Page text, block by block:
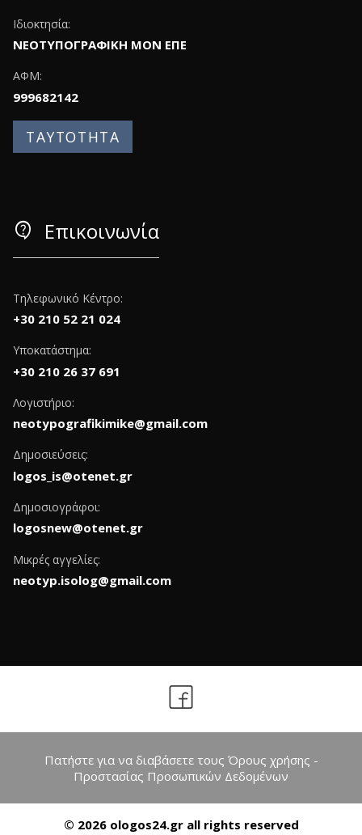
Ιδιοκτησία:
ΝΕΟΤΥΠΟΓΡΑΦΙΚΗ ΜΟΝ ΕΠΕ
ΑΦΜ:
999682142
ΤΑΥΤΟΤΗΤΑ
contact_support Επικοινωνία
Τηλεφωνικό Κέντρο:
+30 210 52 21 024
Υποκατάστημα:
+30 210 26 37 691
Λογιστήριο:
neotypografikimike@gmail.com
Δημοσιεύσεις:
logos_is@otenet.gr
Δημοσιογράφοι:
logosnew@otenet.gr
Μικρές αγγελίες:
neotyp.isolog@gmail.com
Πατήστε για να διαβάσετε τους Όρους χρήσης -
Προστασίας Προσωπικών Δεδομένων
© 2026 ologos24.gr all rights reserved